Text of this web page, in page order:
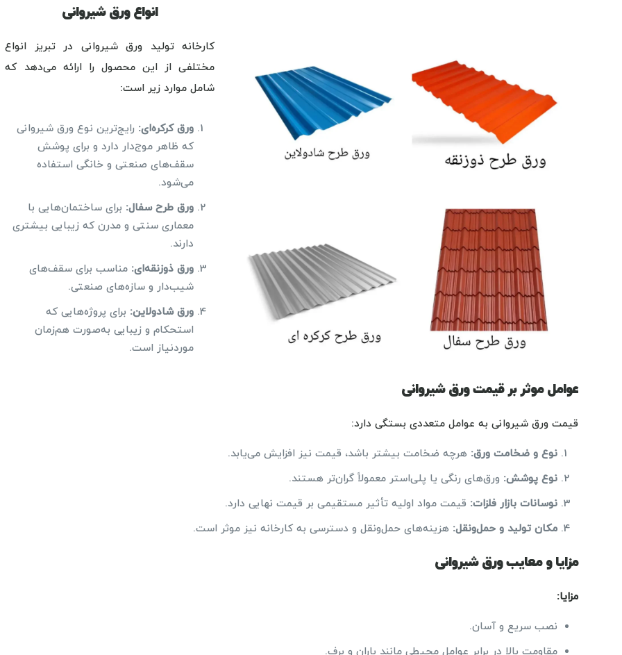
انواع ورق شیروانی
کارخانه تولید ورق شیروانی در تبریز انواع
مختلفی از این محصول را ارائه می‌دهد که
شامل موارد زیر است:
ورق کرکره‌ای: رایج‌ترین نوع ورق شیروانی
که ظاهر موج‌دار دارد و برای پوشش
سقف‌های صنعتی و خانگی استفاده
می‌شود.
ورق طرح سفال: برای ساختمان‌هایی با
معماری سنتی و مدرن که زیبایی بیشتری
دارند.
ورق ذوزنقه‌ای: مناسب برای سقف‌های
شیب‌دار و سازه‌های صنعتی.
ورق شادولاین: برای پروژه‌هایی که
استحکام و زیبایی به‌صورت هم‌زمان
موردنیاز است.
عوامل موثر بر قیمت ورق شیروانی
قیمت ورق شیروانی به عوامل متعددی بستگی دارد:
نوع و ضخامت ورق: هرچه ضخامت بیشتر باشد، قیمت نیز افزایش می‌یابد.
نوع پوشش: ورق‌های رنگی یا پلی‌استر معمولاً گران‌تر هستند.
نوسانات بازار فلزات: قیمت مواد اولیه تأثیر مستقیمی بر قیمت نهایی دارد.
مکان تولید و حمل‌ونقل: هزینه‌های حمل‌ونقل و دسترسی به کارخانه نیز موثر است.
مزایا و معایب ورق شیروانی
مزایا:
نصب سریع و آسان.
مقاومت بالا در برابر عوامل محیطی مانند باران و برف.